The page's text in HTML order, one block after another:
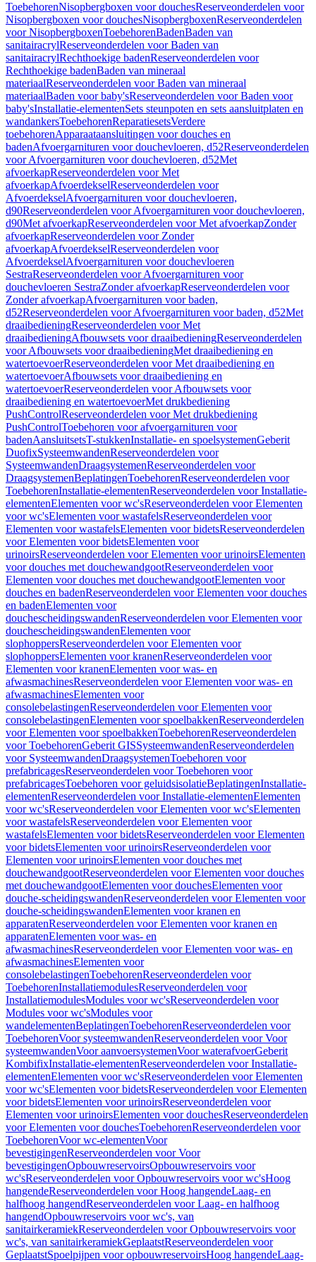
ToebehorenNisopbergboxen voor douchesReserveonderdelen voor
Nisopbergboxen voor douchesNisopbergboxenReserveonderdelen
voor NisopbergboxenToebehorenBadenBaden van
sanitairacrylReserveonderdelen voor Baden van
sanitairacrylRechthoekige badenReserveonderdelen voor
Rechthoekige badenBaden van mineraal
materiaalReserveonderdelen voor Baden van mineraal
materiaalBaden voor baby'sReserveonderdelen voor Baden voor
baby'sInstallatie-elementenSets steunpoten en sets aansluitplaten en
wandankersToebehorenReparatiesetsVerdere
toebehorenApparaataansluitingen voor douches en
badenAfvoergarnituren voor douchevloeren, d52Reserveonderdelen
voor Afvoergarnituren voor douchevloeren, d52Met
afvoerkapReserveonderdelen voor Met
afvoerkapAfvoerdekselReserveonderdelen voor
AfvoerdekselAfvoergarnituren voor douchevloeren,
d90Reserveonderdelen voor Afvoergarnituren voor douchevloeren,
d90Met afvoerkapReserveonderdelen voor Met afvoerkapZonder
afvoerkapReserveonderdelen voor Zonder
afvoerkapAfvoerdekselReserveonderdelen voor
AfvoerdekselAfvoergarnituren voor douchevloeren
SestraReserveonderdelen voor Afvoergarnituren voor
douchevloeren SestraZonder afvoerkapReserveonderdelen voor
Zonder afvoerkapAfvoergarnituren voor baden,
d52Reserveonderdelen voor Afvoergarnituren voor baden, d52Met
draaibedieningReserveonderdelen voor Met
draaibedieningAfbouwsets voor draaibedieningReserveonderdelen
voor Afbouwsets voor draaibedieningMet draaibediening en
watertoevoerReserveonderdelen voor Met draaibediening en
watertoevoerAfbouwsets voor draaibediening en
watertoevoerReserveonderdelen voor Afbouwsets voor
draaibediening en watertoevoerMet drukbediening
PushControlReserveonderdelen voor Met drukbediening
PushControlToebehoren voor afvoergarnituren voor
badenAansluitsetsT-stukkenInstallatie- en spoelsystemenGeberit
DuofixSysteemwandenReserveonderdelen voor
SysteemwandenDraagsystemenReserveonderdelen voor
DraagsystemenBeplatingenToebehorenReserveonderdelen voor
ToebehorenInstallatie-elementenReserveonderdelen voor Installatie-
elementenElementen voor wc'sReserveonderdelen voor Elementen
voor wc'sElementen voor wastafelsReserveonderdelen voor
Elementen voor wastafelsElementen voor bidetsReserveonderdelen
voor Elementen voor bidetsElementen voor
urinoirsReserveonderdelen voor Elementen voor urinoirsElementen
voor douches met douchewandgootReserveonderdelen voor
Elementen voor douches met douchewandgootElementen voor
douches en badenReserveonderdelen voor Elementen voor douches
en badenElementen voor
douchescheidingswandenReserveonderdelen voor Elementen voor
douchescheidingswandenElementen voor
slophoppersReserveonderdelen voor Elementen voor
slophoppersElementen voor kranenReserveonderdelen voor
Elementen voor kranenElementen voor was- en
afwasmachinesReserveonderdelen voor Elementen voor was- en
afwasmachinesElementen voor
consolebelastingenReserveonderdelen voor Elementen voor
consolebelastingenElementen voor spoelbakkenReserveonderdelen
voor Elementen voor spoelbakkenToebehorenReserveonderdelen
voor ToebehorenGeberit GISSysteemwandenReserveonderdelen
voor SysteemwandenDraagsystemenToebehoren voor
prefabricagesReserveonderdelen voor Toebehoren voor
prefabricagesToebehoren voor geluidsisolatieBeplatingenInstallatie-
elementenReserveonderdelen voor Installatie-elementenElementen
voor wc'sReserveonderdelen voor Elementen voor wc'sElementen
voor wastafelsReserveonderdelen voor Elementen voor
wastafelsElementen voor bidetsReserveonderdelen voor Elementen
voor bidetsElementen voor urinoirsReserveonderdelen voor
Elementen voor urinoirsElementen voor douches met
douchewandgootReserveonderdelen voor Elementen voor douches
met douchewandgootElementen voor douchesElementen voor
douche-scheidingswandenReserveonderdelen voor Elementen voor
douche-scheidingswandenElementen voor kranen en
apparatenReserveonderdelen voor Elementen voor kranen en
apparatenElementen voor was- en
afwasmachinesReserveonderdelen voor Elementen voor was- en
afwasmachinesElementen voor
consolebelastingenToebehorenReserveonderdelen voor
ToebehorenInstallatiemodulesReserveonderdelen voor
InstallatiemodulesModules voor wc'sReserveonderdelen voor
Modules voor wc'sModules voor
wandelementenBeplatingenToebehorenReserveonderdelen voor
ToebehorenVoor systeemwandenReserveonderdelen voor Voor
systeemwandenVoor aanvoersystemenVoor waterafvoerGeberit
KombifixInstallatie-elementenReserveonderdelen voor Installatie-
elementenElementen voor wc'sReserveonderdelen voor Elementen
voor wc'sElementen voor bidetsReserveonderdelen voor Elementen
voor bidetsElementen voor urinoirsReserveonderdelen voor
Elementen voor urinoirsElementen voor douchesReserveonderdelen
voor Elementen voor douchesToebehorenReserveonderdelen voor
ToebehorenVoor wc-elementenVoor
bevestigingenReserveonderdelen voor Voor
bevestigingenOpbouwreservoirsOpbouwreservoirs voor
wc'sReserveonderdelen voor Opbouwreservoirs voor wc'sHoog
hangendeReserveonderdelen voor Hoog hangendeLaag- en
halfhoog hangendReserveonderdelen voor Laag- en halfhoog
hangendOpbouwreservoirs voor wc's, van
sanitairkeramiekReserveonderdelen voor Opbouwreservoirs voor
wc's, van sanitairkeramiekGeplaatstReserveonderdelen voor
GeplaatstSpoelpijpen voor opbouwreservoirsHoog hangendeLaag-